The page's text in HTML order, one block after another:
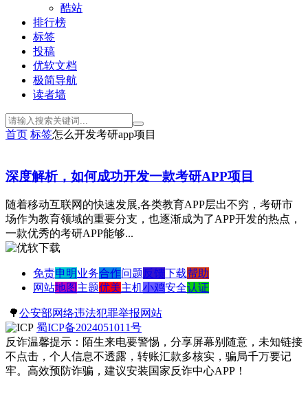
酷站
排行榜
标签
投稿
优软文档
极简导航
读者墙
首页 标签怎么开发考研app项目
深度解析，如何成功开发一款考研APP项目
随着移动互联网的快速发展,各类教育APP层出不穷，考研市
场作为教育领域的重要分支，也逐渐成为了APP开发的热点，
一款优秀的考研APP能够...
免责申明业务合作问题反馈下载帮助
网站地图 主题优美主机小鸡安全认证
🌳公安部网络违法犯罪举报网站
蜀ICP备2024051011号
反诈温馨提示：陌生来电要警惕，分享屏幕别随意，未知链接
不点击，个人信息不透露，转账汇款多核实，骗局千万要记
牢。高效预防诈骗，建议安装国家反诈中心APP！